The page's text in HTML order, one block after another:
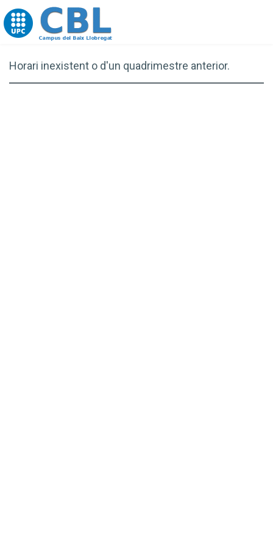
Go to upc.edu
Horari inexistent o d'un quadrimestre anterior.